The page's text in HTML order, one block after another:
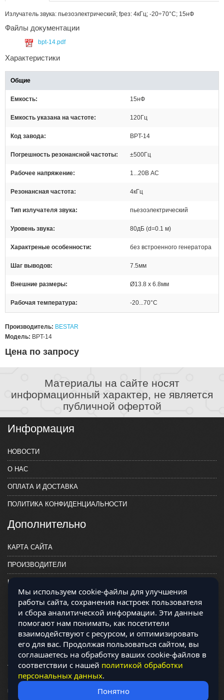
Излучатель звука: пьезоэлектрический; fрез: 4кГц; -20÷70°C; 15нФ
Файлы документации
bpt-14.pdf
Характеристики
Общие
Емкость 15нФ
Емкость указана на частоте 120Гц
Код завода BPT-14
Погрешность резонансной частоты ±500Гц
Рабочее напряжение 1...20В AC
Резонансная частота 4кГц
Тип излучателя звука пьезоэлектрический
Уровень звука 80дБ (d=0.1 м)
Характреные особенности без встроенного генератора
Шаг выводов 7.5мм
Внешние размеры Ø13.8 x 6.8мм
Рабочая температура -20...70°C
Производитель: BESTAR
Модель: BPT-14
Цена по запросу
Материалы на сайте носят
информационный характер, не является
публичной офертой
Информация
НОВОСТИ
О НАС
ОПЛАТА И ДОСТАВКА
ПОЛИТИКА КОНФИДЕНЦИАЛЬНОСТИ
Дополнительно
КАРТА САЙТА
ПРОИЗВОДИТЕЛИ
КОНТАКТЫ
Магазин работает на OCLite Комплект-А - радиодетали и электронные
компоненты © 2026
Мы используем cookie-файлы для улучшения
работы сайта, сохранения настроек пользователя
и сбора аналитической информации. Эти данные
помогают нам понимать, как посетители
взаимодействуют с ресурсом, и оптимизировать
его для вас. Продолжая пользоваться сайтом, вы
соглашаетесь на обработку ваших cookie-файлов в
соответствии с нашей политикой обработки
персональных данных.
Понятно